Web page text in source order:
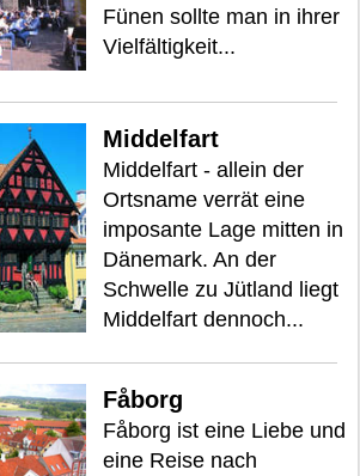
Fünen sollte man in ihrer
Vielfältigkeit...
Middelfart
Middelfart - allein der
Ortsname verrät eine
imposante Lage mitten in
Dänemark. An der
Schwelle zu Jütland liegt
Middelfart dennoch...
Fåborg
Fåborg ist eine Liebe und
eine Reise nach